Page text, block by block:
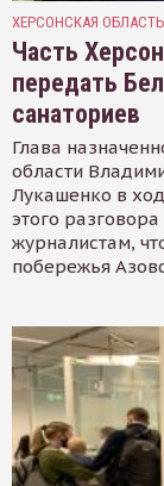
ХЕРСОНСКАЯ ОБЛАСТЬ
Часть
передать
санаториев
Глава
области
Лукашенко в
этого
журналистам,
побережья